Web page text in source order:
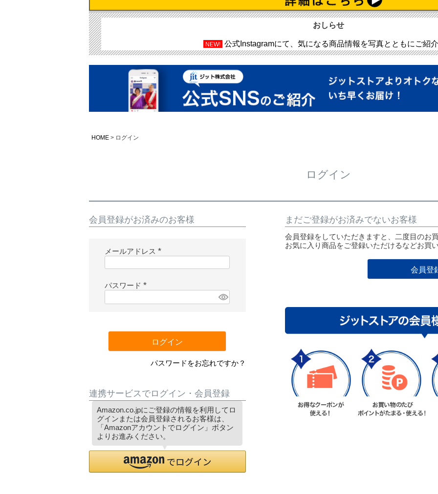
おしらせ
NEW! 公式Instagramにて、気になる商品情報を写真とともにご紹
HOME ログイン
ログイン
会員登録がお済みのお客様
メールアドレス
必
パスワード
必
ログイン
パスワードをお忘れですか？
連携サービスでログイン・会員登録
Amazon.co.jpにご登録の情報を利用してロ
グインまたは会員登録されるお客様は、
「Amazonアカウントでログイン」ボタン
よりお進みください。
まだご登録がお済みでないお客様
会員登録をしていただきますと、二度目のお
お気に入り商品をご登録いただけるなどお買
会員登